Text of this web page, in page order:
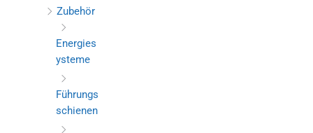
Zubehör
Energies
ysteme
Führungs
schienen